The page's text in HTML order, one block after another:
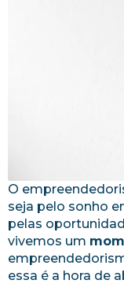
O
seja pelo sonho
pelas
vivemos um
essa é a hora de